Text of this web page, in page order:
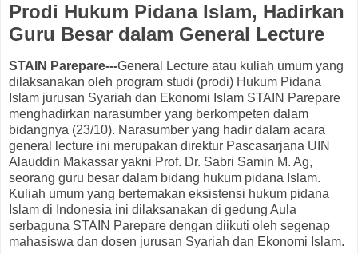
Prodi Hukum Pidana Islam, Hadirkan
Guru Besar dalam General Lecture
STAIN Parepare---General Lecture atau kuliah umum yang
dilaksanakan oleh program studi (prodi) Hukum Pidana
Islam jurusan Syariah dan Ekonomi Islam STAIN Parepare
menghadirkan narasumber yang berkompeten dalam
bidangnya (23/10). Narasumber yang hadir dalam acara
general lecture ini merupakan direktur Pascasarjana UIN
Alauddin Makassar yakni Prof. Dr. Sabri Samin M. Ag,
seorang guru besar dalam bidang hukum pidana Islam.
Kuliah umum yang bertemakan eksistensi hukum pidana
Islam di Indonesia ini dilaksanakan di gedung Aula
serbaguna STAIN Parepare dengan diikuti oleh segenap
mahasiswa dan dosen jurusan Syariah dan Ekonomi Islam.